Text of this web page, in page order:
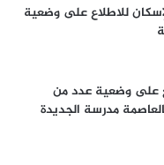
للاطلاع على وضعية
على وضعية عدد من
مدرسة الجديدة